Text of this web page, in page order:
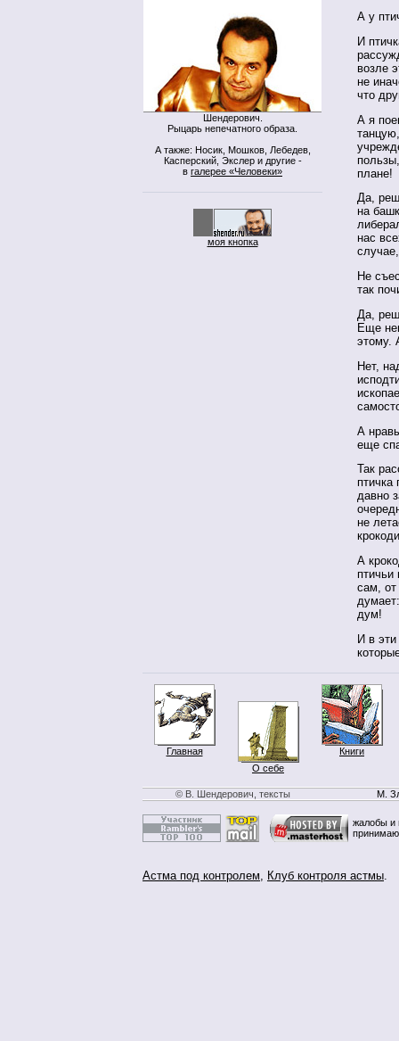
Шендерович.
Рыцарь непечатного образа.
А также: Носик, Мошков, Лебедев,
Касперский, Экслер и другие -
в галерее «Человеки»
моя кнопка
А у
И
возле
не
что
А я
плане!
Да,
на
нас
Не
так
Да,
Еще
этому.
Нет,
А
еще
Так
давно
не
А
сам,
дум!
И в
Главная
О себе
Книги
© В. Шендерович, тексты М.
жалобы и
Астма под контролем, Клуб контроля астмы.